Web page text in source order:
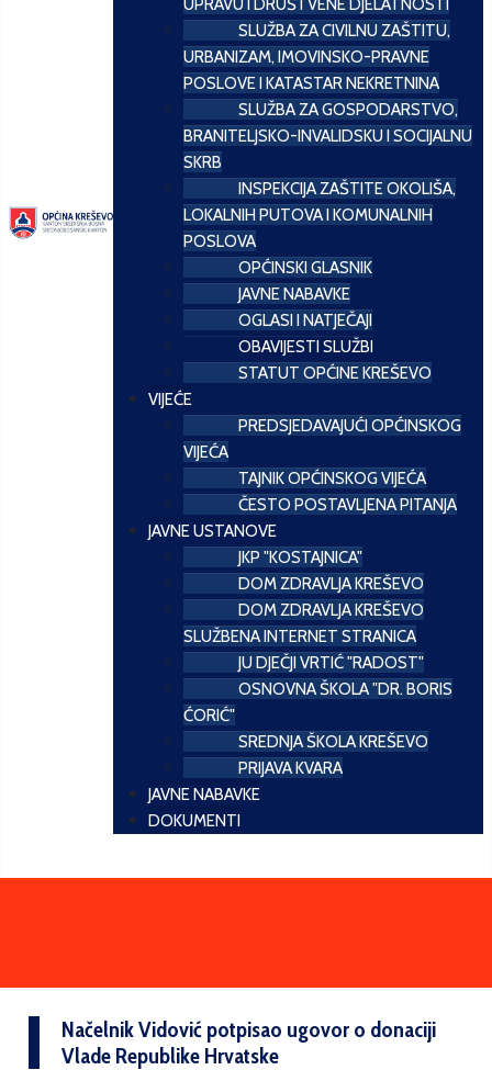
UPRAVU I DRUŠTVENE DJELATNOSTI
SLUŽBA ZA CIVILNU ZAŠTITU,
URBANIZAM, IMOVINSKO-PRAVNE
POSLOVE I KATASTAR NEKRETNINA
SLUŽBA ZA GOSPODARSTVO,
BRANITELJSKO-INVALIDSKU I SOCIJALNU
SKRB
INSPEKCIJA ZAŠTITE OKOLIŠA,
LOKALNIH PUTOVA I KOMUNALNIH
POSLOVA
OPĆINSKI GLASNIK
JAVNE NABAVKE
OGLASI I NATJEČAJI
OBAVIJESTI SLUŽBI
STATUT OPĆINE KREŠEVO
VIJEĆE
PREDSJEDAVAJUĆI OPĆINSKOG
VIJEĆA
TAJNIK OPĆINSKOG VIJEĆA
ČESTO POSTAVLJENA PITANJA
JAVNE USTANOVE
JKP "KOSTAJNICA"
DOM ZDRAVLJA KREŠEVO
DOM ZDRAVLJA KREŠEVO
SLUŽBENA INTERNET STRANICA
JU DJEČJI VRTIĆ "RADOST"
OSNOVNA ŠKOLA "DR. BORIS
ĆORIĆ"
SREDNJA ŠKOLA KREŠEVO
PRIJAVA KVARA
JAVNE NABAVKE
DOKUMENTI
Načelnik Vidović potpisao ugovor o donaciji
Vlade Republike Hrvatske